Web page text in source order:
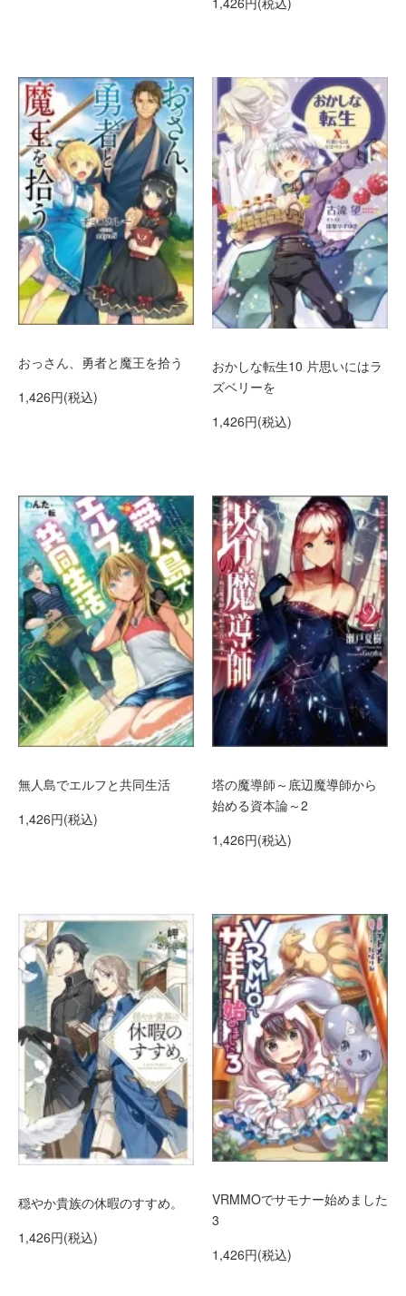
おっさん、勇者と魔王を拾う
1,426円(税込)
おかしな転生10 片思いにはラ
ズベリーを
1,426円(税込)
無人島でエルフと共同生活
1,426円(税込)
塔の魔導師～底辺魔導師から
始める資本論～2
1,426円(税込)
穏やか貴族の休暇のすすめ。
1,426円(税込)
VRMMOでサモナー始めました
3
1,426円(税込)